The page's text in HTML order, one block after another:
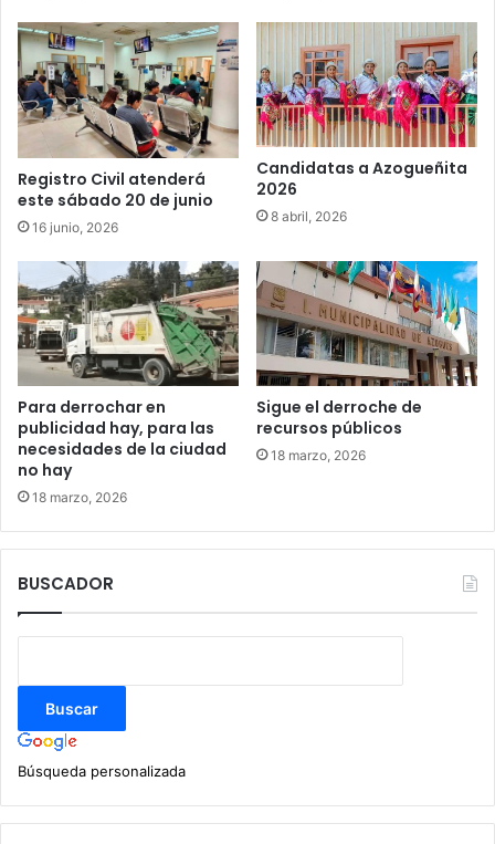
Registro Civil atenderá
este sábado 20 de junio
16 junio, 2026
Candidatas a Azogueñita
2026
8 abril, 2026
Para derrochar en
publicidad hay, para las
necesidades de la ciudad
no hay
18 marzo, 2026
Sigue el derroche de
recursos públicos
18 marzo, 2026
BUSCADOR
Búsqueda personalizada